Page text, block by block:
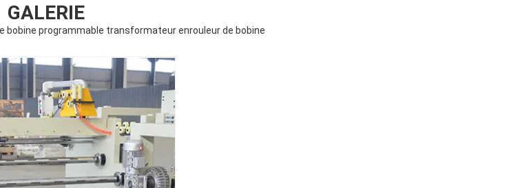
GALERIE
bobine programmable transformateur enrouleur de bobine